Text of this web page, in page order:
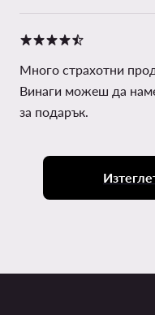
Много страхотни
Винаги можеш да
за подарък.